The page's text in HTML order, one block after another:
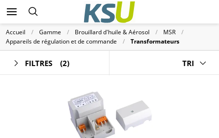
Accueil Gamme Brouillard d'huile & Aérosol
MSR
Appareils de régulation et de commande
Transformateurs
FILTRES (2) TRI